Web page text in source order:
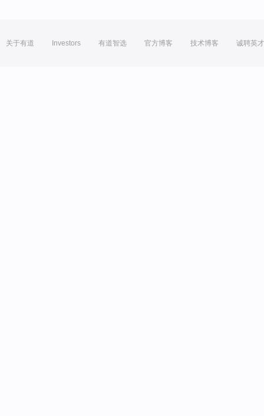
关于有道 Investors 有道智选 官方博客 技术博客 诚聘英才